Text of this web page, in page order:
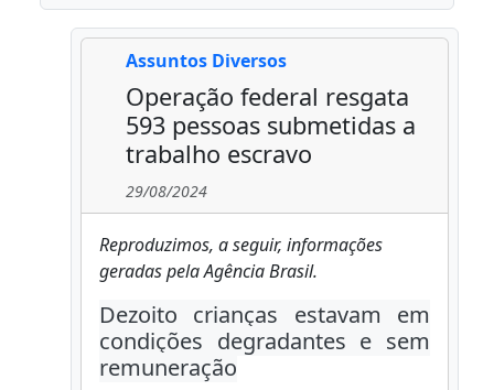
Assuntos Diversos
Operação federal resgata
593 pessoas submetidas a
trabalho escravo
29/08/2024
Reproduzimos, a seguir, informações
geradas pela Agência Brasil.
Dezoito crianças estavam em
condições degradantes e sem
remuneração